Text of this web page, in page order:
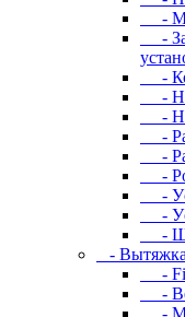
-
-
-
-
-
-
-
-
-
-
-
-
-
-
-